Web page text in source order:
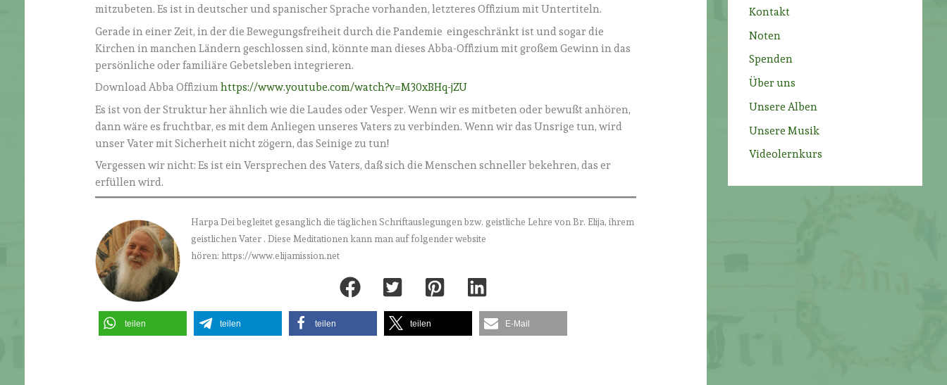
mitzubeten. Es ist in deutscher und spanischer Sprache vorhanden, letzteres Offizium mit Untertiteln.
Gerade in einer Zeit, in der die Bewegungsfreiheit durch die Pandemie eingeschränkt ist und sogar die
Kirchen in manchen Ländern geschlossen sind, könnte man dieses Abba-Offizium mit großem Gewinn in das
persönliche oder familiäre Gebetsleben integrieren.
Download Abba Offiziumhttps://www.youtube.com/watch?v=M30xBHq-jZU
Es ist von der Struktur her ähnlich wie die Laudes oder Vesper. Wenn wir es mitbeten oder bewußt anhören,
dann wäre es fruchtbar, es mit dem Anliegen unseres Vaters zu verbinden. Wenn wir das Unsrige tun, wird
unser Vater mit Sicherheit nicht zögern, das Seinige zu tun!
Vergessen wir nicht: Es ist ein Versprechen des Vaters, daß sich die Menschen schneller bekehren, das er
erfüllen wird.
Harpa Dei begleitet gesanglich die täglichen Schriftauslegungen bzw. geistliche Lehre von Br. Elija, ihrem
geistlichen Vater . Diese Meditationen kann man auf folgender website
hören: https://www.elijamission.net
teilen teilen teilen teilen E-Mail
Kontakt
Noten
Spenden
Über uns
Unsere Alben
Unsere Musik
Videolernkurs